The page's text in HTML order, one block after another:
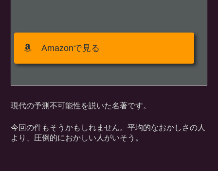
Amazonで見る
現代の予測不可能性を説いた名著です。
今回の件もそうかもしれません。平均的なおかしさの人
より、圧倒的におかしい人がいそう。